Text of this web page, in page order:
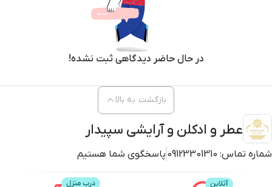
در حال حاضر دیدگاهی ثبت نشده!
عطر و ادکلن و آرایشی سپیدار
شماره تماس: 09123301310 پاسخگوی شما هستیم
بازگشت به بالا